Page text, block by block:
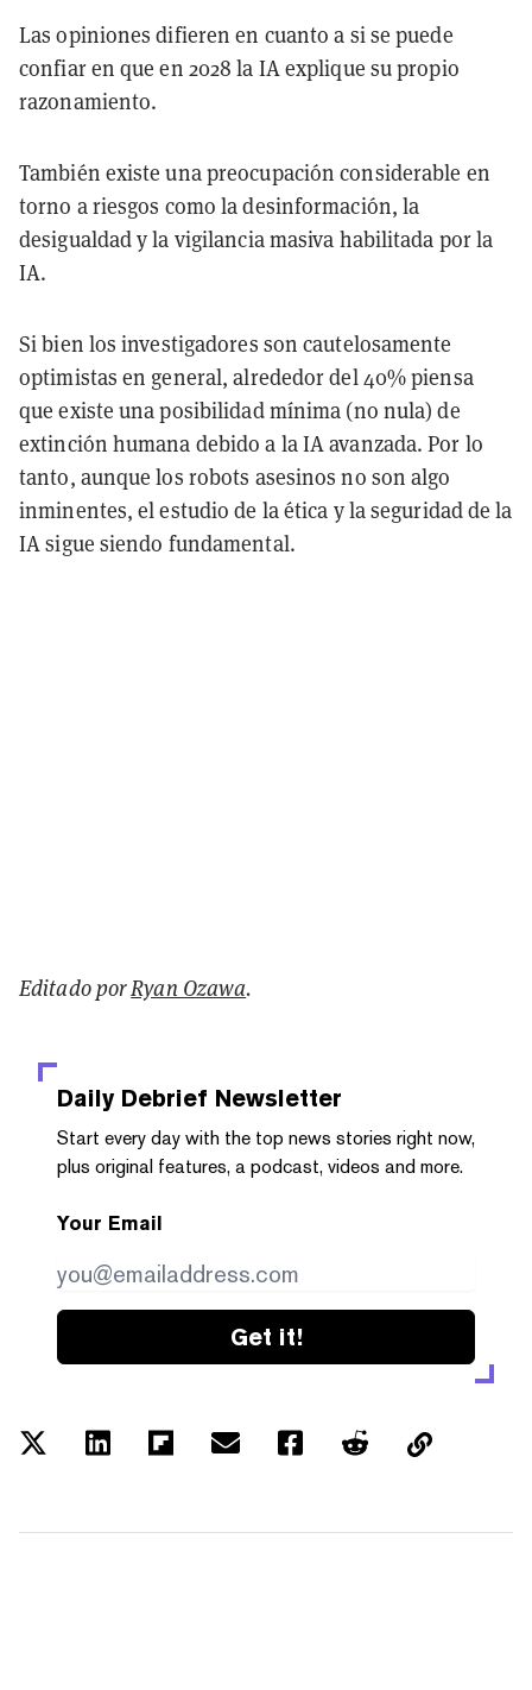
Las opiniones difieren en cuanto a si se puede
confiar en que en 2028 la IA explique su propio
razonamiento.
También existe una preocupación considerable en
torno a riesgos como la desinformación, la
desigualdad y la vigilancia masiva habilitada por la
IA.
Si bien los investigadores son cautelosamente
optimistas en general, alrededor del 40% piensa
que existe una posibilidad mínima (no nula) de
extinción humana debido a la IA avanzada. Por lo
tanto, aunque los robots asesinos no son algo
inminentes, el estudio de la ética y la seguridad de la
IA sigue siendo fundamental.
Editado porRyan Ozawa.
Daily Debrief Newsletter
Start every day with the top news stories right now,
plus original features, a podcast, videos and more.
Your Email
Get it!